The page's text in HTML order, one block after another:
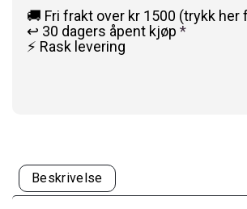
🚚 Fri frakt over kr 1500 (trykk her
↩️ 30 dagers åpent kjøp *
⚡ Rask levering
Beskrivelse